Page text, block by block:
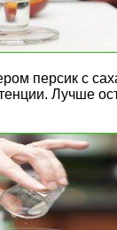
персик с
Лучше